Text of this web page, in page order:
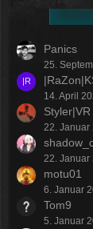
Panics
25.
14. April
Styler|VR
22. Januar
22. Januar
motu01
6. Januar
Tom9
5. Januar